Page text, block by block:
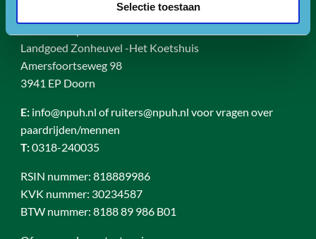
Selectie toestaan
Landgoed Zonheuvel -Het Koetshuis
Amersfoortseweg 98
3941 EP Doorn
E:info@npuh.nl of ruiters@npuh.nl voor vragen over
paardrijden/mennen
T:0318-240035
RSIN nummer: 818889986
KVK nummer: 30234587
BTW nummer: 8188 89 986 B01